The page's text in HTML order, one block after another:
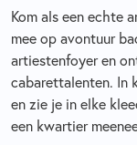
Kom als een echte
mee op avontuur
artiestenfoyer en
cabarettalenten. In
en zie je in elke
een kwartier